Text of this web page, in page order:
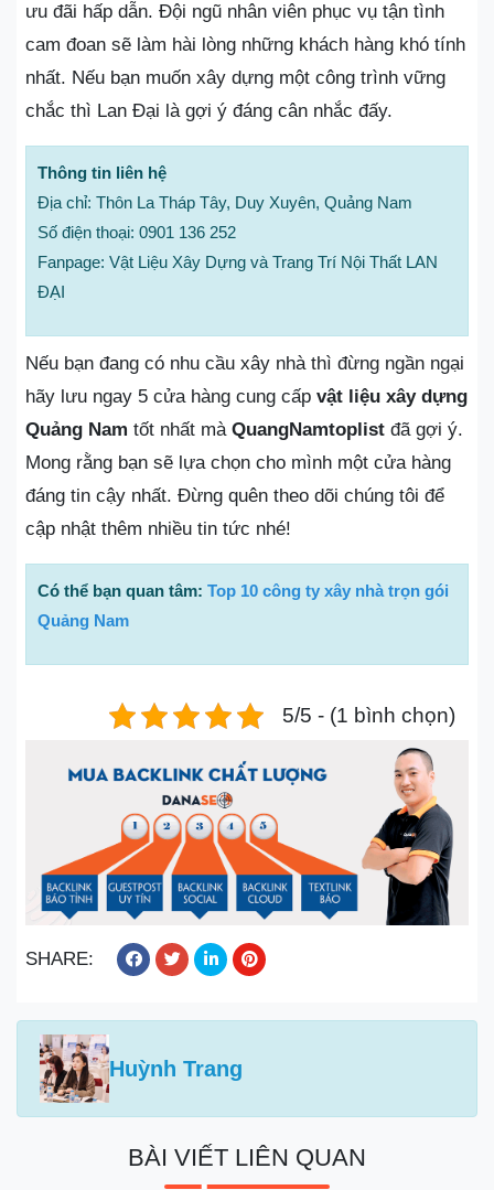
ưu đãi hấp dẫn. Đội ngũ nhân viên phục vụ tận tình
cam đoan sẽ làm hài lòng những khách hàng khó tính
nhất. Nếu bạn muốn xây dựng một công trình vững
chắc thì Lan Đại là gợi ý đáng cân nhắc đấy.
Thông tin liên hệ
Địa chỉ: Thôn La Tháp Tây, Duy Xuyên, Quảng Nam
Số điện thoại: 0901 136 252
Fanpage: Vật Liệu Xây Dựng và Trang Trí Nội Thất LAN
ĐẠI
Nếu bạn đang có nhu cầu xây nhà thì đừng ngần ngại
hãy lưu ngay 5 cửa hàng cung cấp vật liệu xây dựng
Quảng Nam tốt nhất mà QuangNamtoplist đã gợi ý.
Mong rằng bạn sẽ lựa chọn cho mình một cửa hàng
đáng tin cậy nhất. Đừng quên theo dõi chúng tôi để
cập nhật thêm nhiều tin tức nhé!
Có thể bạn quan tâm: Top 10 công ty xây nhà trọn gói
Quảng Nam
5/5 - (1 bình chọn)
SHARE:
Huỳnh Trang
BÀI VIẾT LIÊN QUAN